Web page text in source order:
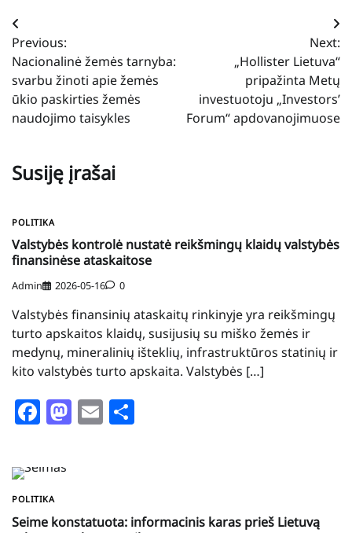
Navigacija
tarp
įrašų
Previous:
Nacionalinė žemės tarnyba:
svarbu žinoti apie žemės
ūkio paskirties žemės
naudojimo taisykles
Next:
„Hollister Lietuva“
pripažinta Metų
investuotoju „Investors’
Forum“ apdovanojimuose
Susiję įrašai
POLITIKA
Valstybės kontrolė nustatė reikšmingų klaidų valstybės
finansinėse ataskaitose
Admin 2026-05-16 0
Valstybės finansinių ataskaitų rinkinyje yra reikšmingų
turto apskaitos klaidų, susijusių su miško žemės ir
medynų, mineralinių išteklių, infrastruktūros statinių ir
kito valstybės turto apskaita. Valstybės […]
Facebook
Mastodon
Email
POLITIKA
Seime konstatuota: informacinis karas prieš Lietuvą